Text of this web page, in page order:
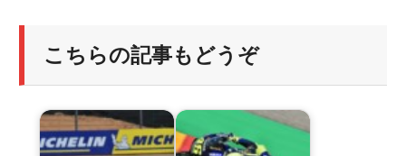
こちらの記事もどうぞ